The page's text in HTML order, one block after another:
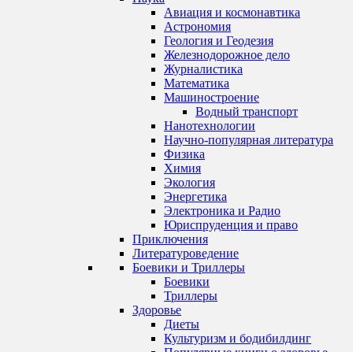
Авиация и космонавтика
Астрономия
Геология и Геодезия
Железнодорожное дело
Журналистика
Математика
Машиностроение
Водный транспорт
Нанотехнологии
Научно-популярная литература
Физика
Химия
Экология
Энергетика
Электроника и Радио
Юриспруденция и право
Приключения
Литературоведение
Боевики и Триллеры
Боевики
Триллеры
Здоровье
Диеты
Культуризм и бодибилдинг